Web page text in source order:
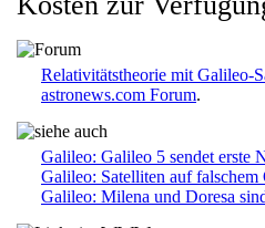
Relativitätstheorie mit Galileo-
astronews.com Forum.
Galileo: Galileo 5 sendet erste
Galileo: Satelliten auf falschem
Galileo: Milena und Doresa